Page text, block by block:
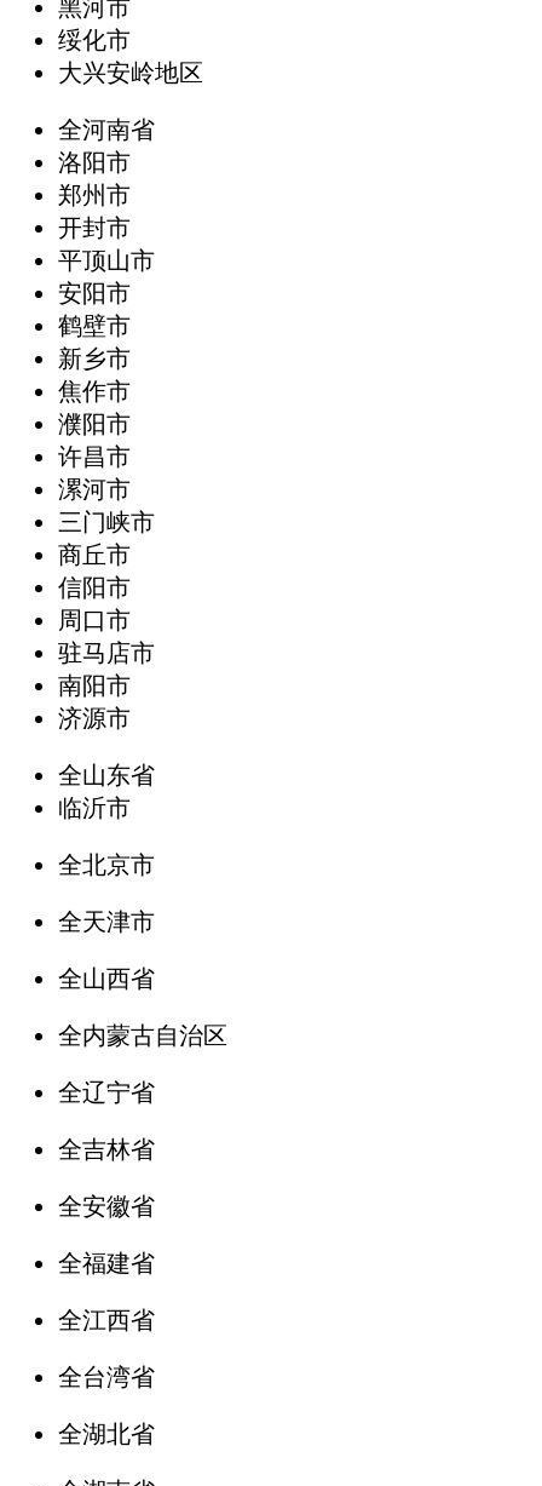
黑河市
绥化市
大兴安岭地区
全河南省
洛阳市
郑州市
开封市
平顶山市
安阳市
鹤壁市
新乡市
焦作市
濮阳市
许昌市
漯河市
三门峡市
商丘市
信阳市
周口市
驻马店市
南阳市
济源市
全山东省
临沂市
全北京市
全天津市
全山西省
全内蒙古自治区
全辽宁省
全吉林省
全安徽省
全福建省
全江西省
全台湾省
全湖北省